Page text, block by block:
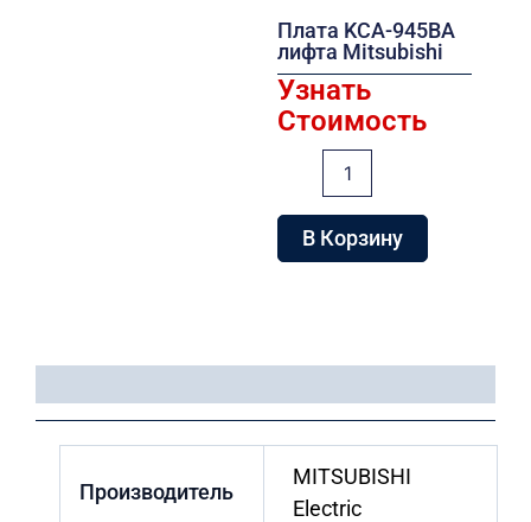
Плата KCA-945BA
лифта Mitsubishi
Узнать
Стоимость
KCA-
945BA
В Корзину
Производитель
MITSUBISHI
Electric